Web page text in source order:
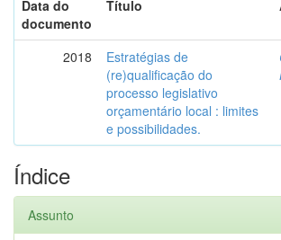
Data do
documento
Título
2018
Estratégias de
(re)qualificação do
processo legislativo
orçamentário local : limites
e possibilidades.
Índice
Assunto